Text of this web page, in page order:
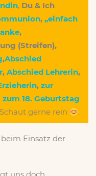
, Du & Ich
, „einfach
,
(Streifen),
,Abschied
, Abschied Lehrerin,
, zur
, zum 18. Geburtstag
gerne rein .
Einsatz der